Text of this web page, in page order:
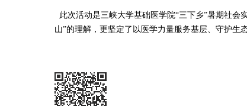
此次活动是三峡大学基础医学院“三下乡”暑期社会
山”的理解，更坚定了以医学力量服务基层、守护生